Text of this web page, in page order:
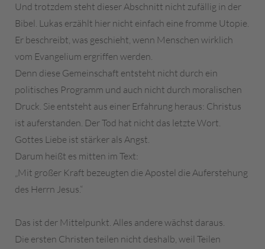
Und trotzdem steht dieser Abschnitt nicht zufällig in der
Bibel. Lukas erzählt hier nicht einfach eine fromme Utopie.
Er beschreibt, was geschieht, wenn Menschen wirklich
vom Evangelium ergriffen werden.
Denn diese Gemeinschaft entsteht nicht durch ein
politisches Programm und auch nicht durch moralischen
Druck. Sie entsteht aus einer Erfahrung heraus: Christus
ist auferstanden. Der Tod hat nicht das letzte Wort.
Gottes Liebe ist stärker als Angst.
Darum heißt es mitten im Text:
„Mit großer Kraft bezeugten die Apostel die Auferstehung
des Herrn Jesus.“
Das ist der Mittelpunkt. Alles andere wächst daraus.
Die ersten Christen teilen nicht deshalb, weil Teilen